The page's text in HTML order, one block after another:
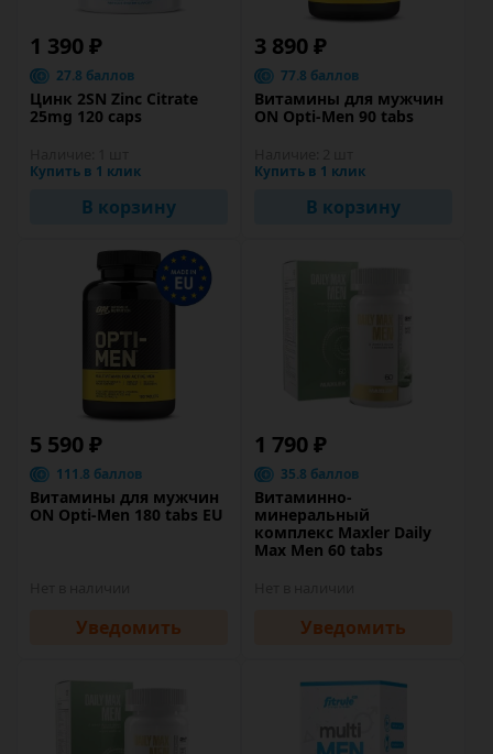
1 390 ₽
27.8 баллов
Цинк 2SN Zinc Citrate
25mg 120 caps
Купить в 1 клик
В корзину
3 890 ₽
77.8 баллов
Витамины для мужчин
ON Opti-Men 90 tabs
Купить в 1 клик
В корзину
5 590 ₽
111.8 баллов
Витамины для мужчин
ON Opti-Men 180 tabs EU
Уведомить
1 790 ₽
35.8 баллов
Витаминно-
минеральный
комплекс Maxler Daily
Max Men 60 tabs
Уведомить